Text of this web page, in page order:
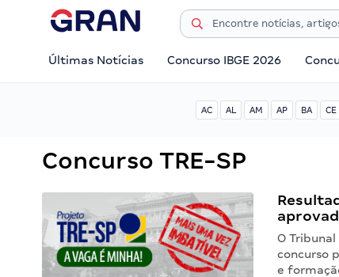
Últimas Notícias Concurso IBGE 2026
AC AL AM AP BA CE
Concurso TRE-SP
O
concurso
e